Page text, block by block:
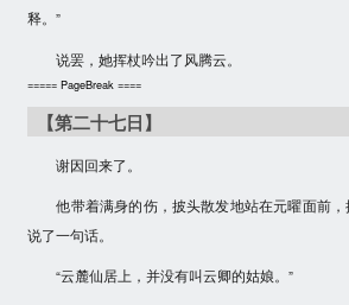
释。”
说罢，她挥杖吟出了风腾云。
===== PageBreak ====
【第二十七日】
谢因回来了。
他带着满身的伤，披头散发地站在元曜面前，
说了一句话。
“云麓仙居上，并没有叫云卿的姑娘。”